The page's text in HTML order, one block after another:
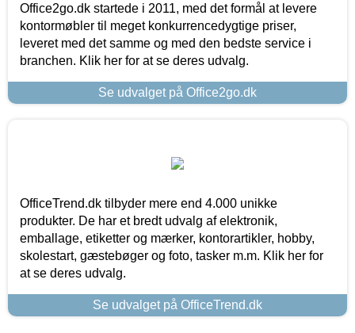
Office2go.dk startede i 2011, med det formål at levere
kontormøbler til meget konkurrencedygtige priser,
leveret med det samme og med den bedste service i
branchen. Klik her for at se deres udvalg.
Se udvalget på Office2go.dk
OfficeTrend.dk tilbyder mere end 4.000 unikke
produkter. De har et bredt udvalg af elektronik,
emballage, etiketter og mærker, kontorartikler, hobby,
skolestart, gæstebøger og foto, tasker m.m. Klik her for
at se deres udvalg.
Se udvalget på OfficeTrend.dk